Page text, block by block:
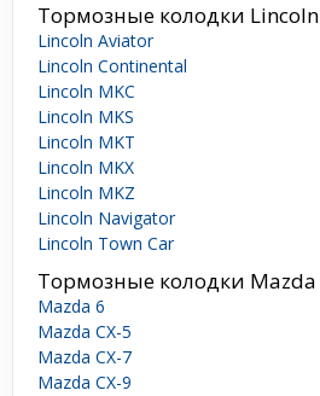
Тормозные колодки Lincoln
Lincoln Aviator
Lincoln Continental
Lincoln MKC
Lincoln MKS
Lincoln MKT
Lincoln MKX
Lincoln MKZ
Lincoln Navigator
Lincoln Town Car
Тормозные колодки Mazda
Mazda 6
Mazda CX-5
Mazda CX-7
Mazda CX-9